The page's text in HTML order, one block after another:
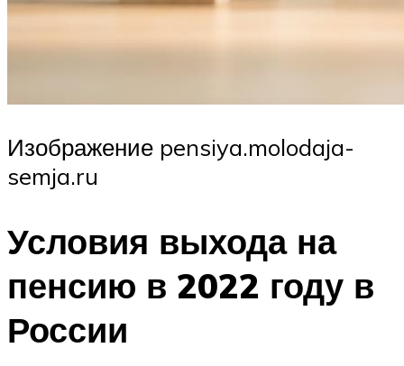
Изображение pensiya.molodaja-
semja.ru
Условия выхода на
пенсию в 2022 году в
России